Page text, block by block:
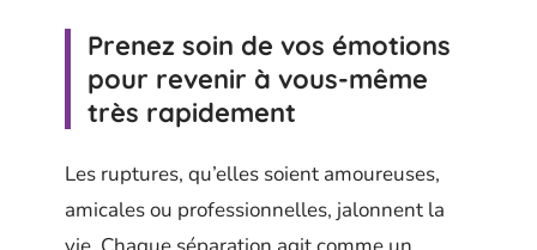
Prenez soin de vos émotions
pour revenir à vous-même
très rapidement
Les ruptures, qu’elles soient amoureuses,
amicales ou professionnelles, jalonnent la